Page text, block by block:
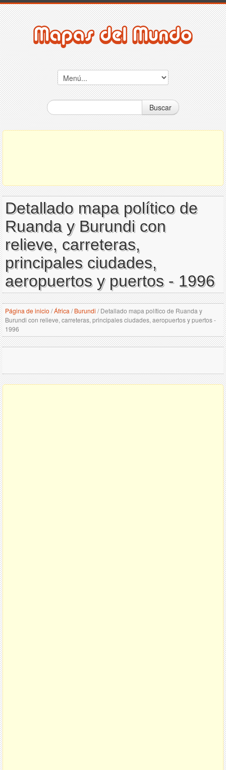
Buscar
Detallado mapa político de
Ruanda y Burundi con
relieve, carreteras,
principales ciudades,
aeropuertos y puertos - 1996
Página de inicio /África / Burundi /Detallado mapa político de Ruanda y
Burundi con relieve, carreteras, principales ciudades, aeropuertos y puertos -
1996